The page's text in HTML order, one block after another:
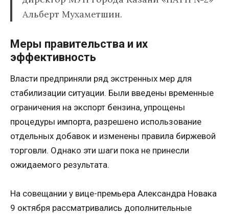
Альберт Мухаметшин.
Меры правительства и их
эффективность
Власти предприняли ряд экстренных мер для
стабилизации ситуации. Были введены временные
ограничения на экспорт бензина, упрощены
процедуры импорта, разрешено использование
отдельных добавок и изменены правила биржевой
торговли. Однако эти шаги пока не принесли
ожидаемого результата.
На совещании у вице-премьера Александра Новака
9 октября рассматривались дополнительные